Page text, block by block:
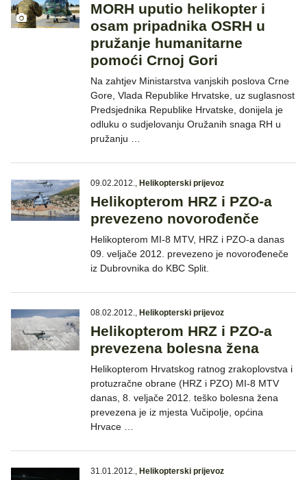
MORH uputio helikopter i
osam pripadnika OSRH u
pružanje humanitarne
pomoći Crnoj Gori
Na zahtjev Ministarstva vanjskih poslova Crne
Gore, Vlada Republike Hrvatske, uz suglasnost
Predsjednika Republike Hrvatske, donijela je
odluku o sudjelovanju Oružanih snaga RH u
pružanju …
09.02.2012., Helikopterski prijevoz
Helikopterom HRZ i PZO-a
prevezeno novorođenče
Helikopterom MI-8 MTV, HRZ i PZO-a danas
09. veljače 2012. prevezeno je novorođeneče
iz Dubrovnika do KBC Split.
08.02.2012., Helikopterski prijevoz
Helikopterom HRZ i PZO-a
prevezena bolesna žena
Helikopterom Hrvatskog ratnog zrakoplovstva i
protuzračne obrane (HRZ i PZO) MI-8 MTV
danas, 8. veljače 2012. teško bolesna žena
prevezena je iz mjesta Vučipolje, općina
Hrvace …
31.01.2012., Helikopterski prijevoz